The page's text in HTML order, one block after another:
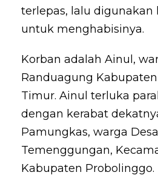
terlepas, lalu digunakan
untuk menghabisinya.
Korban adalah Ainul,
Randuagung
Timur. Ainul terluka
dengan kerabat
Pamungkas, warga Desa
Temenggungan,
Kabupaten Probolinggo.